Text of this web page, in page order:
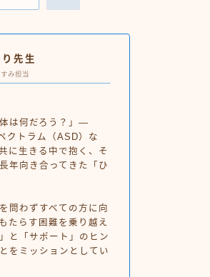
先生
み担当
体は何だろう？」—
クトラム（ASD）な
に生きる中で抱く、そ
年向き合ってきた「ひ
問わずすべての方に向
たらす困難を乗り越え
と「サポート」のヒン
をミッションとしてい